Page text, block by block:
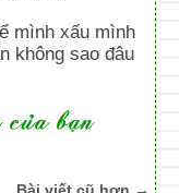
mình xấu mình
không sao đâu
Bài viết cũ hơn →